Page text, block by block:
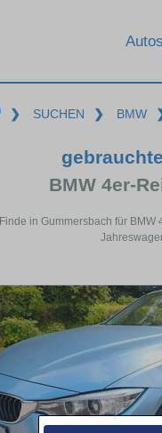
❯ SUCHEN ❯ BMW
BMW 4er-
Finde in Gummersbach für